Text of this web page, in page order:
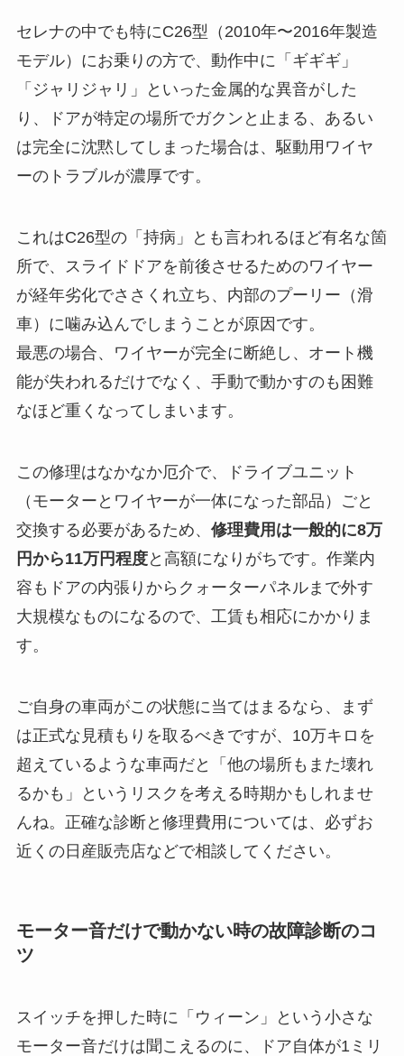
セレナの中でも特にC26型（2010年〜2016年製造
モデル）にお乗りの方で、動作中に「ギギギ」
「ジャリジャリ」といった金属的な異音がした
り、ドアが特定の場所でガクンと止まる、あるい
は完全に沈黙してしまった場合は、駆動用ワイヤ
ーのトラブルが濃厚です。
これはC26型の「持病」とも言われるほど有名な箇
所で、スライドドアを前後させるためのワイヤー
が経年劣化でささくれ立ち、内部のプーリー（滑
車）に噛み込んでしまうことが原因です。
最悪の場合、ワイヤーが完全に断絶し、オート機
能が失われるだけでなく、手動で動かすのも困難
なほど重くなってしまいます。
この修理はなかなか厄介で、ドライブユニット
（モーターとワイヤーが一体になった部品）ごと
交換する必要があるため、 修理費用は一般的に8万
円から11万円程度と高額になりがちです。作業内
容もドアの内張りからクォーターパネルまで外す
大規模なものになるので、工賃も相応にかかりま
す。
ご自身の車両がこの状態に当てはまるなら、まず
は正式な見積もりを取るべきですが、10万キロを
超えているような車両だと「他の場所もまた壊れ
るかも」というリスクを考える時期かもしれませ
んね。正確な診断と修理費用については、必ずお
近くの日産販売店などで相談してください。
モーター音だけで動かない時の故障診断のコ
ツ
スイッチを押した時に「ウィーン」という小さな
モーター音だけは聞こえるのに、ドア自体が1ミリ